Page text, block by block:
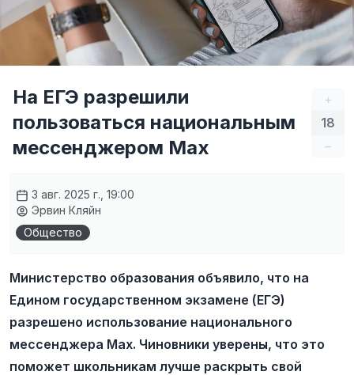
+
18
–
На ЕГЭ разрешили
пользоваться национальным
мессенджером Max
3 авг. 2025 г., 19:00
Эрвин Кляйн
Общество
Министерство образования объявило, что на
Едином государственном экзамене (ЕГЭ)
разрешено использование национального
мессенджера Max. Чиновники уверены, что это
поможет школьникам лучше раскрыть свой